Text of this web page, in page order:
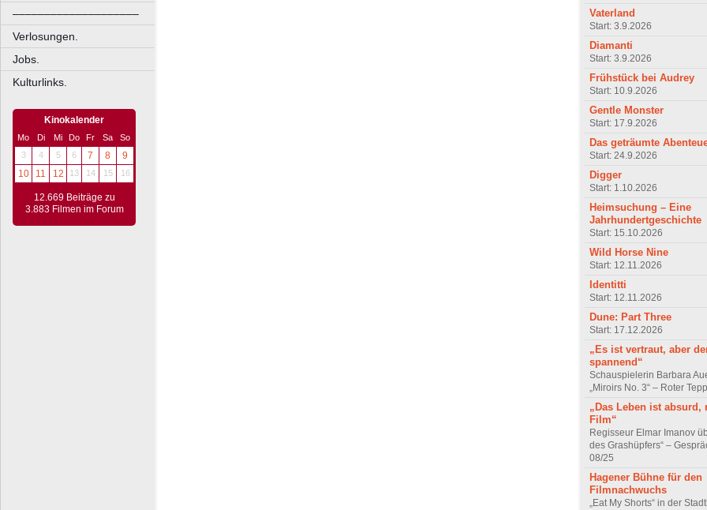
––––––––––––––––––––
Verlosungen.
Jobs.
Kulturlinks.
Kinokalender
Mo Di Mi Do Fr Sa
So
3
4 5 6 7 8
9
10
11 12 13 14 15 16
12.669 Beiträge zu
3.883 Filmen im Forum
Vaterland
Start: 3.9.2026
Diamanti
Start: 3.9.2026
Frühstück bei Audrey
Start: 10.9.2026
Gentle Monster
Start: 17.9.2026
Das geträumte
Start: 24.9.2026
Digger
Start: 1.10.2026
Heimsuchung – Eine
Jahrhundertgeschichte
Start: 15.10.2026
Wild Horse Nine
Start: 12.11.2026
Identitti
Start: 12.11.2026
Dune: Part Three
Start: 17.12.2026
„Es ist vertraut, aber
spannend“
Schauspielerin Barbara
„Miroirs No. 3“ – Roter
„Das Leben ist absurd,
Film“
Regisseur Elmar Imanov
des Grashüpfers“ –
08/25
Hagener Bühne für den
Filmnachwuchs
„Eat My Shorts“ in der